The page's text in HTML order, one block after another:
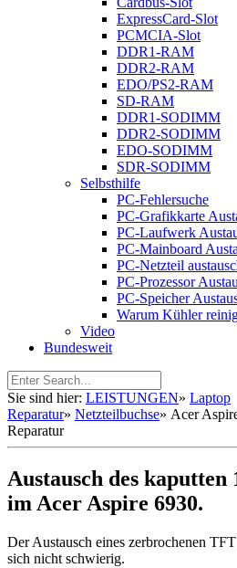
ExpressCard-Slot
PCMCIA-Slot
DDR1-RAM
DDR2-RAM
EDO/PS2-RAM
SD-RAM
DDR1-SODIMM
DDR2-SODIMM
EDO-SODIMM
SDR-SODIMM
Selbsthilfe
PC-Fehlersuche
PC-Grafikkarte
PC-Laufwerk
PC-Mainboard
PC-Netzteil
PC-Prozessor
PC-Speicher
Warum Kühler
Video
Bundesweit
Sie sind hier: LEISTUNGEN» Laptop
Reparatur» Netzteilbuchse» Acer
Reparatur
Austausch des
im Acer Aspire 6930.
Der Austausch eines zerbrochenen
sich nicht schwierig.